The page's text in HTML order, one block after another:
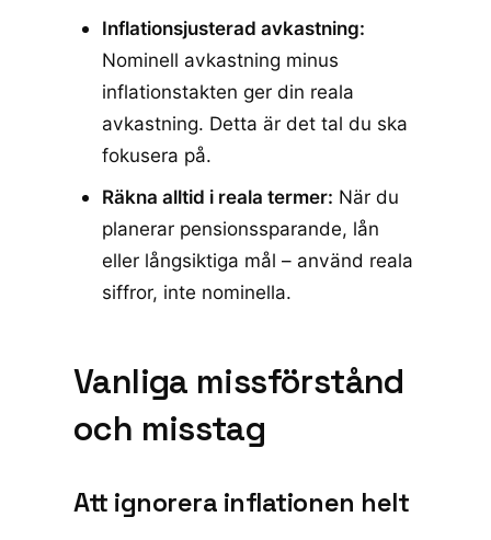
Inflationsjusterad avkastning:
Nominell avkastning minus
inflationstakten ger din reala
avkastning. Detta är det tal du ska
fokusera på.
Räkna alltid i reala termer: När du
planerar pensionssparande, lån
eller långsiktiga mål – använd reala
siffror, inte nominella.
Vanliga missförstånd
och misstag
Att ignorera inflationen helt